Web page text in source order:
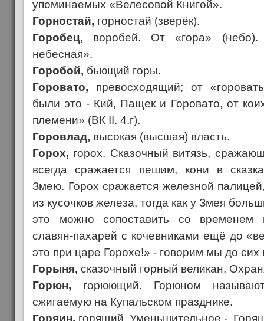
упоминаемых «Велесовой Книгой».
Горностай, горностай (зверёк).
Горобец, воробей. От «гора»
небесная».
Горобой, бьющий горы.
Горовато, превосходящий; от
были это - Кий, Пащек и Горовато, от
племени» (ВК II. 4.г).
Горовлад, высокая (высшая) власть.
Горох, горох. Сказочный витязь,
всегда сражается пешим, кони в
Змею. Горох сражается железной
из кусочков железа, тогда как у Змея
это можно сопоставить со временем
славян-пахарей с кочевниками ещё до
это при царе Горохе!» - говорим мы до сих
Горыня, сказочный горный великан.
Горюн, горюющий. Горюном
сжигаемую на Купальском празднике.
Горяин, горящий. Уменьшительное -